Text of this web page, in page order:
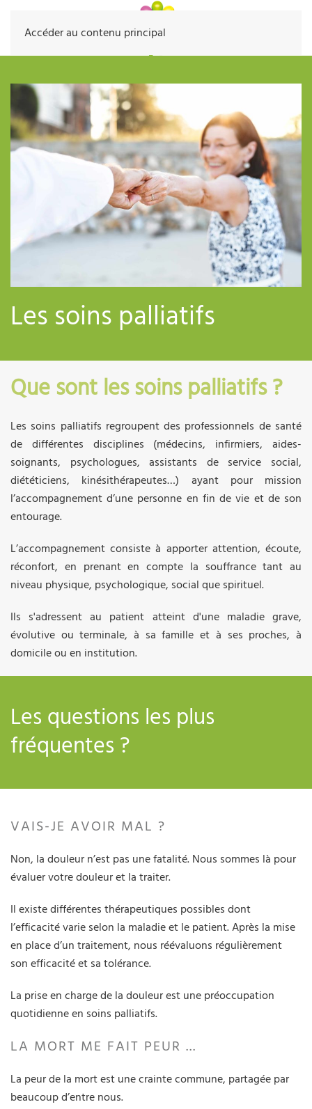
Accéder au contenu principal
Les soins palliatifs
Que sont les soins palliatifs ?
Les soins palliatifs regroupent des professionnels de santé
de différentes disciplines (médecins, infirmiers, aides-
soignants, psychologues, assistants de service social,
diététiciens, kinésithérapeutes…) ayant pour mission
l’accompagnement d’une personne en fin de vie et de son
entourage.
L’accompagnement consiste à apporter attention, écoute,
réconfort, en prenant en compte la souffrance tant au
niveau physique, psychologique, social que spirituel.
Ils s'adressent au patient atteint d'une maladie grave,
évolutive ou terminale, à sa famille et à ses proches, à
domicile ou en institution.
Les questions les plus
fréquentes ?
VAIS-JE AVOIR MAL ?
Non, la douleur n’est pas une fatalité. Nous sommes là pour
évaluer votre douleur et la traiter.
Il existe différentes thérapeutiques possibles dont
l’efficacité varie selon la maladie et le patient. Après la mise
en place d’un traitement, nous réévaluons régulièrement
son efficacité et sa tolérance.
La prise en charge de la douleur est une préoccupation
quotidienne en soins palliatifs.
LA MORT ME FAIT PEUR ...
La peur de la mort est une crainte commune, partagée par
beaucoup d’entre nous.